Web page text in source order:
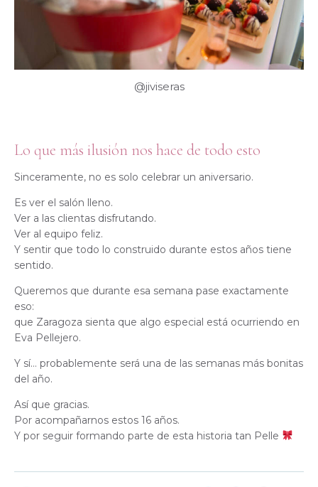
@jiviseras
Lo que más ilusión nos hace de todo esto
Sinceramente, no es solo celebrar un aniversario.
Es ver el salón lleno.
Ver a las clientas disfrutando.
Ver al equipo feliz.
Y sentir que todo lo construido durante estos años tiene
sentido.
Queremos que durante esa semana pase exactamente
eso:
que Zaragoza sienta que algo especial está ocurriendo en
Eva Pellejero.
Y sí… probablemente será una de las semanas más bonitas
del año.
Así que gracias.
Por acompañarnos estos 16 años.
Y por seguir formando parte de esta historia tan Pelle